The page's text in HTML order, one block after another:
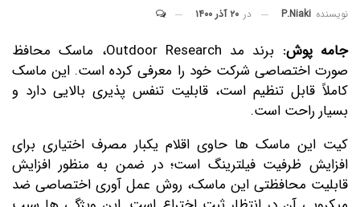
نویسنده P.niaki در ۲۰ آذر ۱۴۰۰
جامه پوش:
برند مد Outdoor Research، ماسک محافظ
صورت اختصاصی شرکت خود را معرفی کرده است. این ماسک
کاملاً قابل تنظیم است، قابلیت تنفس پذیری بالایی دارد و
بسیار راحت است.
کیت این ماسک ها حاوی اقلام یکبار مصرف اختیاری برای
افزایش ظرفیت فیلترینگ است؛ در ضمن به منظور افزایش
قابلیت محافظتی این ماسک، روش عمل آوری اختصاصی ضد